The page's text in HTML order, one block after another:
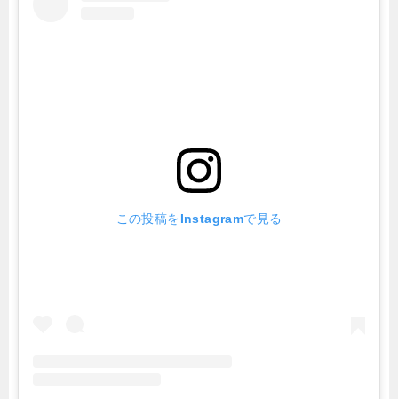
この投稿をInstagramで見る